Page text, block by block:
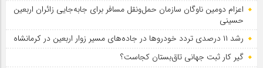
اعزام دومین ناوگان سازمان حمل‌ونقل مسافر برای جابه‌جایی زائران اربعین
حسینی
رشد ۱۱ درصدی تردد خودروها در جاده‌های مسیر زوار اربعین در کرمانشاه
گیر کار ثبت جهانی تاق‌بستان کجاست؟